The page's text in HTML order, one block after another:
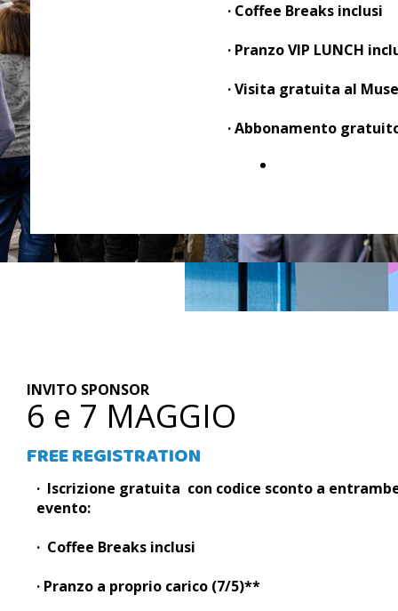
· Coffee Breaks inclusi
· Pranzo VIP LUNCH
· Visita gratuita al
· Abbonamento
INVITO SPONSOR
6 e 7 MAGGIO
FREE REGISTRATION
· Iscrizione gratuita con codice sconto a
evento:
· Coffee Breaks inclusi
· Pranzo a proprio carico (7/5)**